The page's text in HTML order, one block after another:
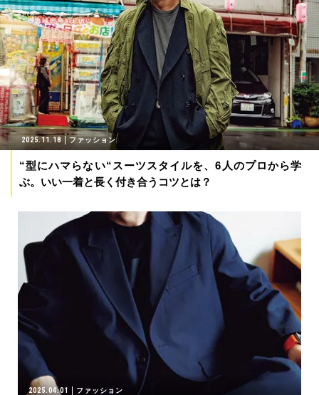
2025.11.18 ファッション
“型にハマらない“スーツスタイルを、6人のプロから学
ぶ。いい一着と長く付き合うコツとは？
2025.04.01 ファッション